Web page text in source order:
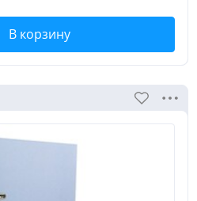
В корзину